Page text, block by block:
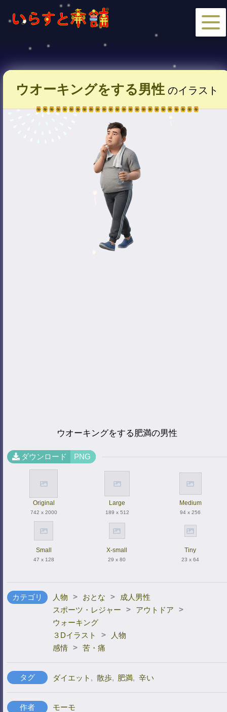
ウオーキングをする男性 のイラスト
ウオーキングをする肥満の男性
ダウンロード PNG
Original
742 x 2000
Large
189 x 512
Medium
94 x 256
Small
47 x 128
X-small
29 x 80
Tiny
23 x 64
カテゴリ 人物 > おとな >
成人男性
スポーツ・レジャー
> アウトドア >
ウォーキング
３Dイラスト
>
人物
感情 > 苦・痛
タグ ダイエット , 散歩, 肥満, 辛い
作者 モーモ